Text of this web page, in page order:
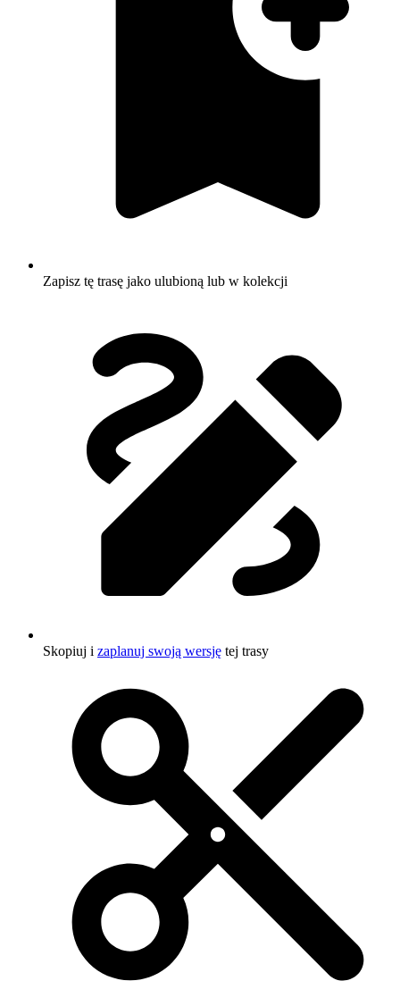
Zapisz tę trasę jako ulubioną lub w kolekcji
Skopiuj i zaplanuj swoją wersję tej trasy